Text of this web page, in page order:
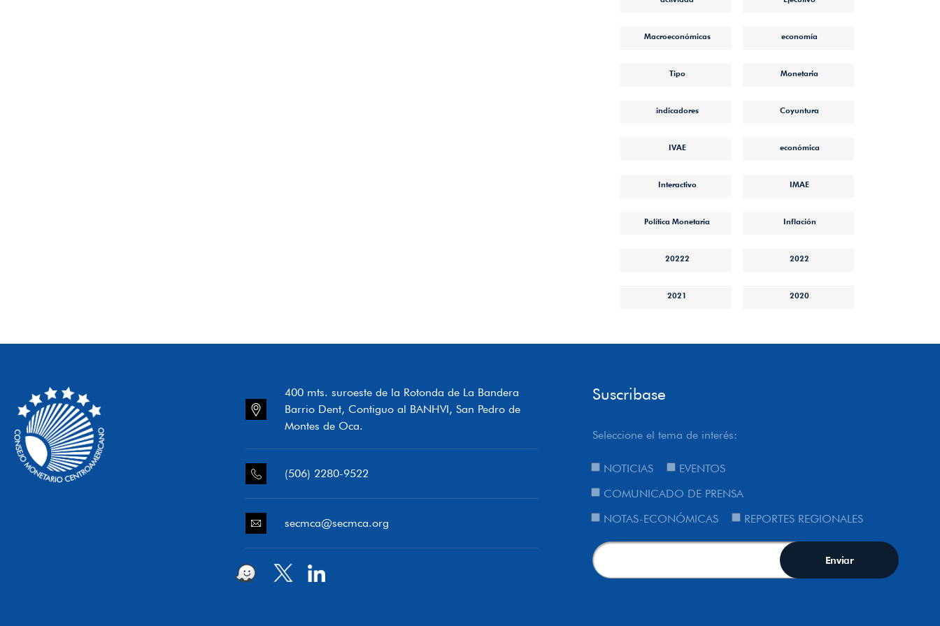
Macroeconómicas economía
Tipo Monetaria
indicadores Coyuntura
IVAE económica
Interactivo IMAE
Política Monetaria Inflación
20222 2022
2021 2020
400 mts. suroeste de la Rotonda de La Bandera
Barrio Dent, Contiguo al BANHVI, San Pedro de
Montes de Oca.
(506) 2280-9522
secmca@secmca.org
Suscribase
Seleccione el tema de interés:
NOTICIAS
EVENTOS
COMUNICADO DE PRENSA
NOTAS-ECONÓMICAS
REPORTES REGIONALES